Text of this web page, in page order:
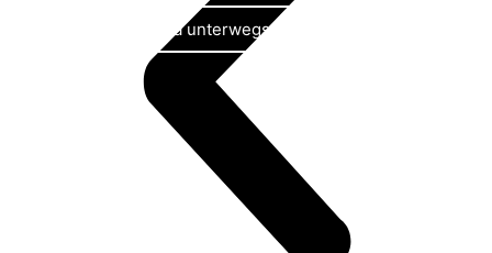
Zu Hundsamma unterwegs